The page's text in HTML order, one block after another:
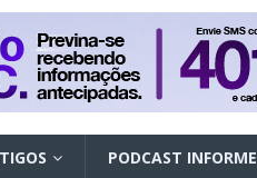
PODCAST INFORME